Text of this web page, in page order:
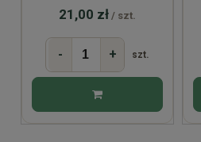
21,00 zł / szt.
- + szt.